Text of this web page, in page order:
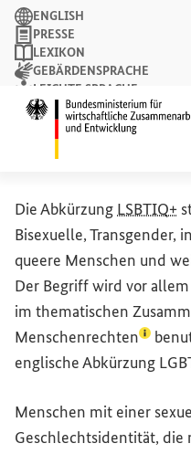
Suchbegriff
Suchen
ENGLISH
PRESSE
LEXIKON
GEBÄRDENSPRACHE
LEICHTE SPRACHE
NEWSLETTER
LSBTIQ+
Die Abkürzung LSBTIQ+
Bisexuelle, Transgender,
queere Menschen und
Der Begriff wird vor
im thematischen
Menschenrechten
englische Abkürzung
Menschen mit einer
Geschlechtsidentität,